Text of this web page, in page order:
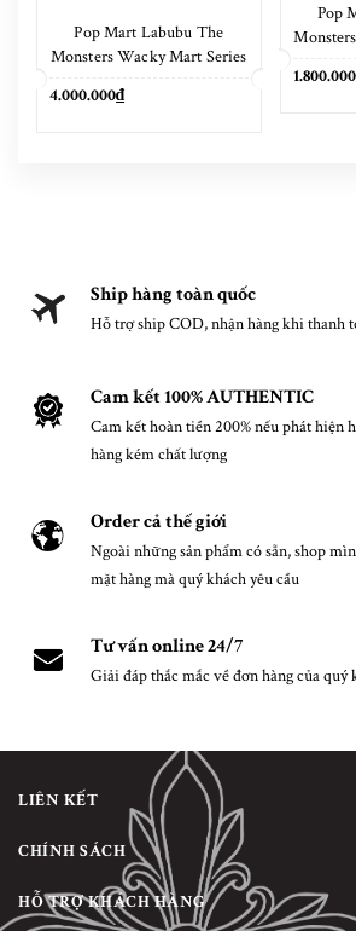
Pop Mart Labubu The
Monsters Wacky Mart Series
4.000.000₫
Pop
Ship hàng toàn quốc
Hỗ trợ ship COD, nhận hàng khi thanh
Cam kết 100% AUTHENTIC
Cam kết hoàn tiền 200% nếu phát hiện
hàng kém chất lượng
Order cả thế giới
Ngoài những sản phẩm có sẵn, shop
mặt hàng mà quý khách yêu cầu
Tư vấn online 24/7
Giải đáp thắc mắc về đơn hàng của quý
LIÊN KẾT
CHÍNH SÁCH
HỖ TRỢ KHÁCH HÀNG